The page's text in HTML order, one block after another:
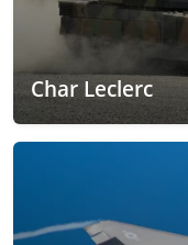
Char Leclerc